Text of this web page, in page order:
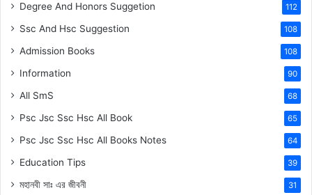
Degree And Honors Suggetion 112
Ssc And Hsc Suggestion 108
Admission Books 108
Information 90
All SmS 68
Psc Jsc Ssc Hsc All Book 65
Psc Jsc Ssc Hsc All Books Notes 64
Education Tips 39
মহানবী সাঃ এর জীবনী 31